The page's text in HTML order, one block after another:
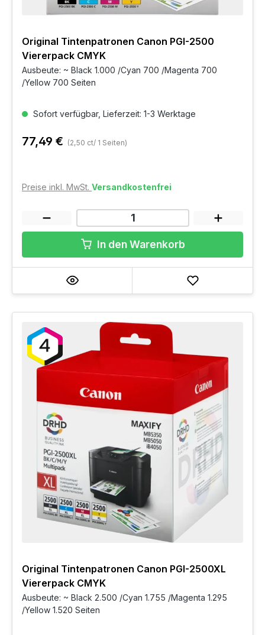
Original Tintenpatronen Canon PGI-2500
Viererpack CMYK
Ausbeute: ~ Black 1.000 /Cyan 700 /Magenta 700
/Yellow 700 Seiten
Sofort verfügbar, Lieferzeit: 1-3 Werktage
77,49 € (2,50 ct/ 1 Seiten)
Preise inkl. MwSt. Versandkostenfrei
In den Warenkorb
Original Tintenpatronen Canon PGI-2500XL
Viererpack CMYK
Ausbeute: ~ Black 2.500 /Cyan 1.755 /Magenta 1.295
/Yellow 1.520 Seiten